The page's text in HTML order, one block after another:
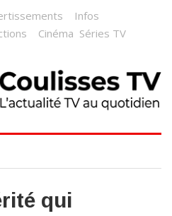
Infos
Cinéma Séries TV
qui